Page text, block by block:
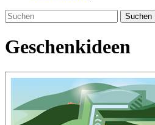
Suchen
Geschenkideen